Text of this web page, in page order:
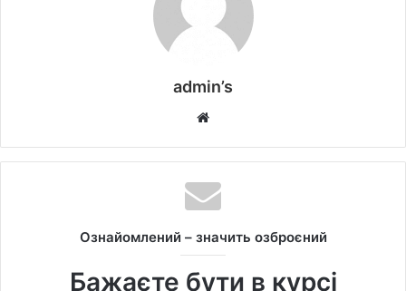
admin’s
b
s
i
e
Ознайомлений – значить озброєний
Бажаєте бути в курсі